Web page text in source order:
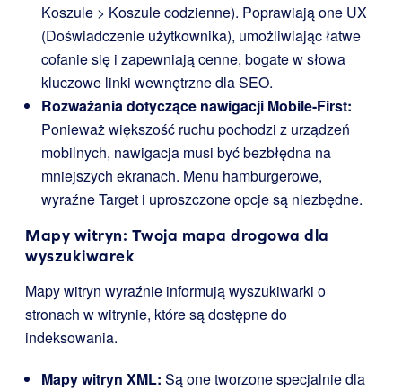
Koszule > Koszule codzienne). Poprawiają one UX
(Doświadczenie użytkownika), umożliwiając łatwe
cofanie się i zapewniają cenne, bogate w słowa
kluczowe linki wewnętrzne dla SEO.
Rozważania dotyczące nawigacji Mobile-First:
Ponieważ większość ruchu pochodzi z urządzeń
mobilnych, nawigacja musi być bezbłędna na
mniejszych ekranach. Menu hamburgerowe,
wyraźne Target i uproszczone opcje są niezbędne.
Mapy witryn: Twoja mapa drogowa dla
wyszukiwarek
Mapy witryn wyraźnie informują wyszukiwarki o
stronach w witrynie, które są dostępne do
indeksowania.
Mapy witryn XML: Są one tworzone specjalnie dla